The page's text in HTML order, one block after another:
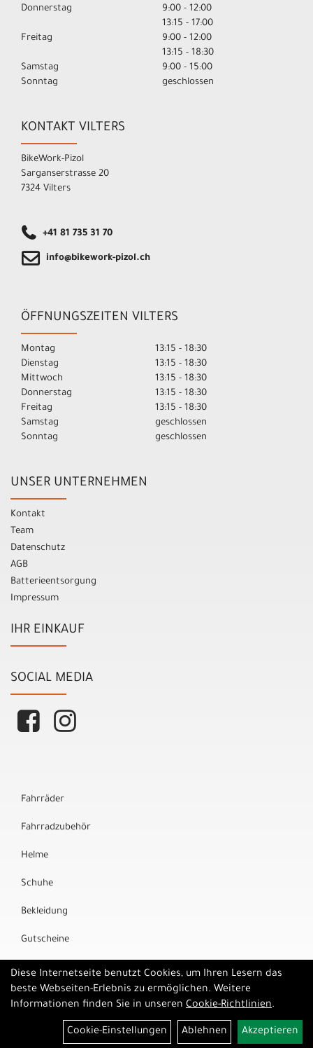
Donnerstag
9:00 - 12:00
13:15 - 17:00
Freitag
9:00 - 12:00
13:15 - 18:30
Samstag
9:00 - 15:00
Sonntag
geschlossen
KONTAKT VILTERS
BikeWork-Pizol
Sarganserstrasse 20
7324 Vilters
+41 81 735 31 70
info@bikework-pizol.ch
ÖFFNUNGSZEITEN VILTERS
Montag
13:15 - 18:30
Dienstag
13:15 - 18:30
Mittwoch
13:15 - 18:30
Donnerstag
13:15 - 18:30
Freitag
13:15 - 18:30
Samstag
geschlossen
Sonntag
geschlossen
UNSER UNTERNEHMEN
Kontakt
Team
Datenschutz
AGB
Batterieentsorgung
Impressum
IHR EINKAUF
SOCIAL MEDIA
Fahrräder
Fahrradzubehör
Helme
Schuhe
Bekleidung
Gutscheine
Marken
Diese Internetseite benutzt Cookies, um Ihren Lesern das
beste Webseiten-Erlebnis zu ermöglichen. Weitere
Informationen finden Sie in unseren Cookie-Richtlinien.
Cookie-Einstellungen Ablehnen Akzeptieren